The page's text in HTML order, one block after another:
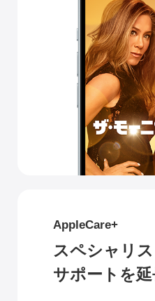
AppleCare+
スペシャリ
サポートを延